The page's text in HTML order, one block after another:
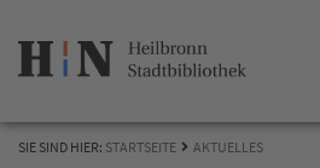
SIE SIND HIER: STARTSEITE AKTUELLES